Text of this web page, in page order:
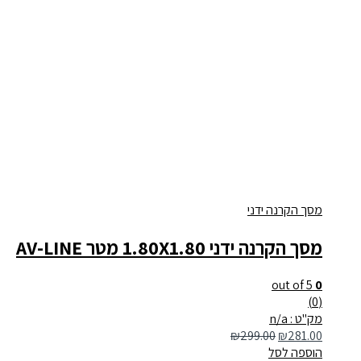
מסך הקרנה ידני
מסך הקרנה ידני 1.80X1.80 מטר AV-LINE
0
out of 5
מק"ט : n/a
₪281.00
₪299.00
הוספה לסל